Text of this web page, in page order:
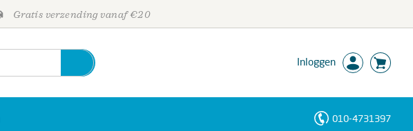
Gratis verzending vanaf €20
Inloggen
010-4731397